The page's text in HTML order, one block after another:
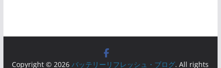
Copyright © 2026バッテリーリフレッシュ・ブログ. All rights